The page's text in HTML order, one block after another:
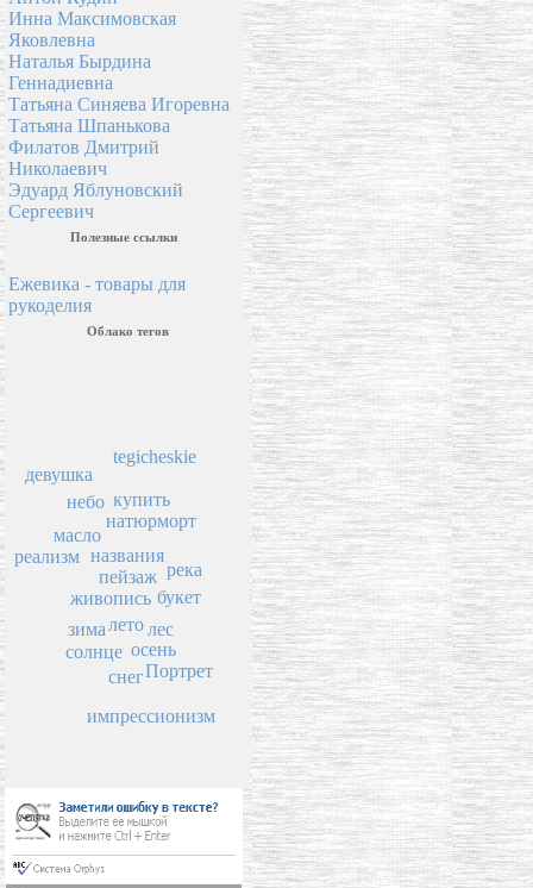
Инна Максимовская
Яковлевна
Наталья Бырдина
Геннадиевна
Татьяна Синяева Игоревна
Татьяна Шпанькова
Филатов Дмитрий
Николаевич
Эдуард Яблуновский
Сергеевич
Полезные ссылки
Ежевика - товары для
рукоделия
Облако тегов
пейзаж
названия
живопись
лето
натюрморт
купить
солнце
лес
зима
осень
букет
масло
река
снег
tegicheskie
реализм
небо
импрессионизм
Портрет
девушка